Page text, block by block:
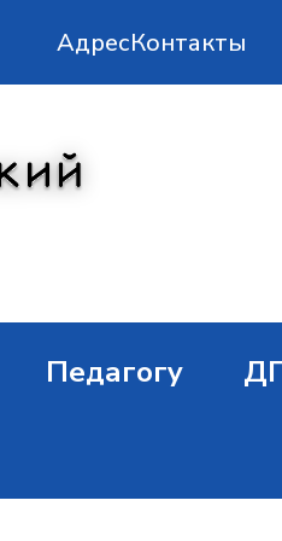
АдресКонтакты
Педагогу